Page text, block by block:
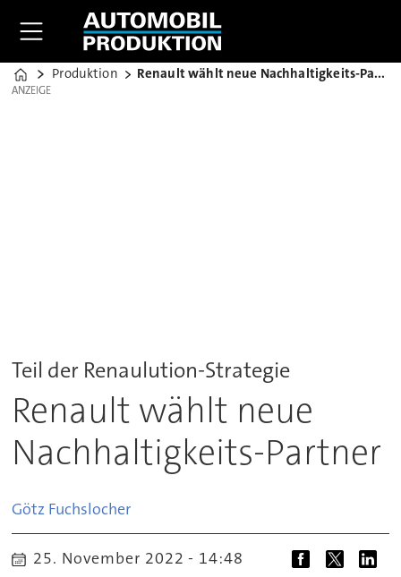
Home
Produktion Renault wählt neue Nachhaltigkeits-Partner
ANZEIGE
ANZEIGE
Teil der Renaulution-Strategie
Renault wählt neue
Nachhaltigkeits-Partner
Götz Fuchslocher
25. November 2022 - 14:48